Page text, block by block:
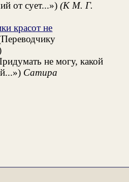
от сует...»)(К М. Г.
красот не
не могу, какой
Сатира